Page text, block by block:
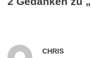
CHRIS